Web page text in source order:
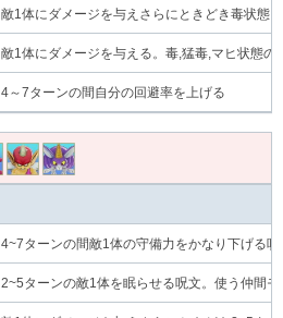
敵1体にダメージを与えさらにときどき毒状態
敵1体にダメージを与える。毒,猛毒,マヒ状態
4～7ターンの間自分の回避率を上げる
4~7ターンの間敵1体の守備力をかなり下げる
2~5ターンの敵1体を眠らせる呪文。使う仲間